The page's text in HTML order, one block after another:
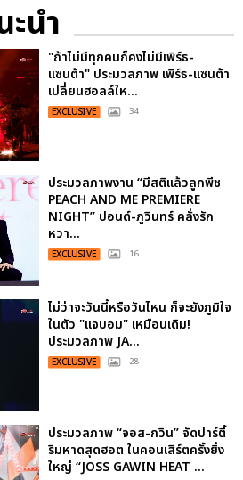
ะนำ
"ถ้าไม่มีทุกคนก็คงไม่มีเพิร์ธ-
แซนต้า" ประมวลภาพ เพิร์ธ-แซนต้า
เปลี่ยนฮอลล์ให...
EXCLUSIVE : 34
ประมวลภาพงาน “มีสติแล้วลูกพีช
PEACH AND ME PREMIERE
NIGHT” ปอนด์-ภูวินทร์ คลั่งรัก
หวา...
EXCLUSIVE : 16
ไม่ว่าจะวันนี้หรือวันไหน ก็จะยังภูมิใจ
ในตัว "แจบอม" เหมือนเดิม!
ประมวลภาพ JA...
EXCLUSIVE : 28
ประมวลภาพ “จอส-กวิน” จัดปาร์ตี้
ริมหาดสุดฮอต ในคอนเสิร์ตครั้งยิ่ง
ใหญ่ “JOSS GAWIN HEAT ...